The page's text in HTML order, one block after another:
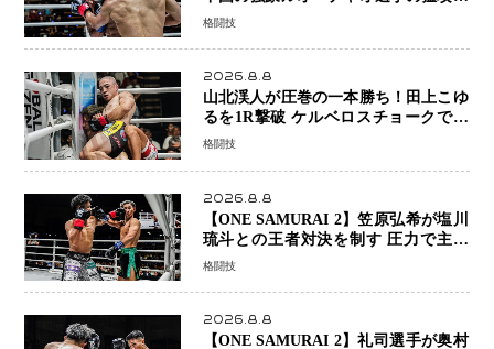
受けながらも的確な攻撃で応戦 最後
格闘技
2026.8.8
山北渓人が圧巻の一本勝ち！田上こゆ
るを1R撃破 ケルベロスチョークで存
在感を示す
格闘技
2026.8.8
【ONE SAMURAI 2】笠原弘希が塩川
琉斗との王者対決を制す 圧力で主導
権を握り判定勝利
格闘技
2026.8.8
【ONE SAMURAI 2】礼司選手が奥村